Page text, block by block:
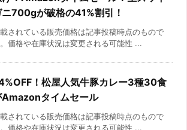
ニ700gが破格の41%割引！
されている販売価格は記事投稿時点のもので
価格や在庫状況は変更される可能性 ...
！松屋人気牛豚カレー3種30食
Amazonタイムセール
されている販売価格は記事投稿時点のもので
価格や在庫状況は変更される可能性 ...